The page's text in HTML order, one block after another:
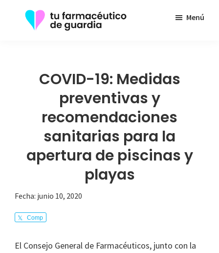
Guardia
información
enfermedad
Menú
COVID-19: Medidas
preventivas y
recomendaciones
sanitarias para la
apertura de piscinas y
playas
Fecha: junio 10, 2020
Comp
El Consejo General de Farmacéuticos, junto con la